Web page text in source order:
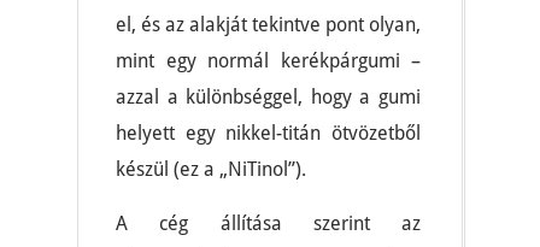
el, és az alakját tekintve pont olyan,
mint egy normál kerékpárgumi –
azzal a különbséggel, hogy a gumi
helyett egy nikkel-titán ötvözetből
készül (ez a „NiTinol”).
A cég állítása szerint az